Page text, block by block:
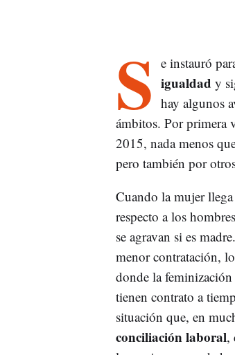
S e instauró
igualdad y
hay algunos
ámbitos. Por primera
2015, nada menos
pero también por
Cuando la mujer
respecto a los
se agravan si es
menor contratación,
donde la feminización
tienen contrato a
situación que, en
conciliación laboral,